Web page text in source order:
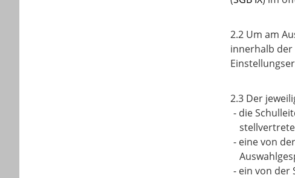
2.2 Um am
innerhalb
2.3 Der
- die
- eine von
- ein von der